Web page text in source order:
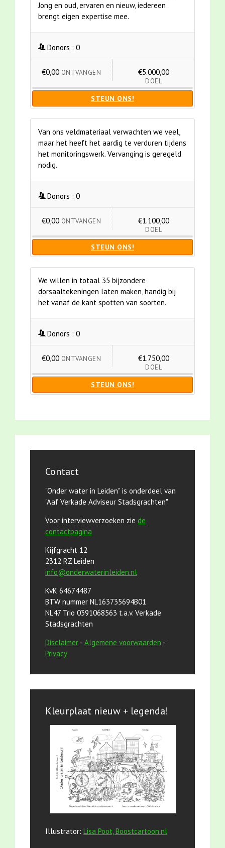
Jong en oud, ervaren en nieuw, iedereen
brengt eigen expertise mee.
Donors : 0
€0,00 ONTVANGEN €5.000,00
DOEL
STEUN ONS!
Van ons veldmateriaal verwachten we veel,
maar het heeft het aardig te verduren tijdens
het monitoringswerk. Vervanging is geregeld
nodig.
Donors : 0
€0,00 ONTVANGEN €1.100,00
DOEL
STEUN ONS!
We willen in totaal 35 bijzondere
dorsaaltekeningen laten maken, handig bij
het vanaf de kant spotten van soorten.
Donors : 0
€0,00 ONTVANGEN €1.750,00
DOEL
STEUN ONS!
Contact
"Onder water in Leiden" is onderdeel van
"Aaf Verkade Adviseur Stadsgrachten"
Voor interviewverzoeken zie de
contactpagina
Kijfgracht 12
2312 RZ Leiden
info@onderwaterinleiden.nl
KvK 64674487
BTW nummer NL163735694B01
NL47 Trio 0391068563 t.a.v. Verkade
Stadsgrachten
Disclaimer - Algemene voorwaarden -
Privacy
Kleurplaat nieuw + legenda!
Illustrator: Lisa Poot, Boostcartoon.nl